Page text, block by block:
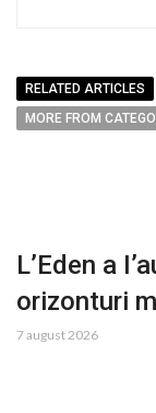
RELATED ARTICLES
MORE FROM
L’Eden a
orizonturi
7 august 2026